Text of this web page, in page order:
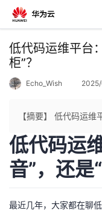
返
回
个
人
主
我
的
低代码运维平台
柜”？
Echo_Wish
【摘要】 低代码运维
低代码运
音”，还是
最近几年，大家都在聊